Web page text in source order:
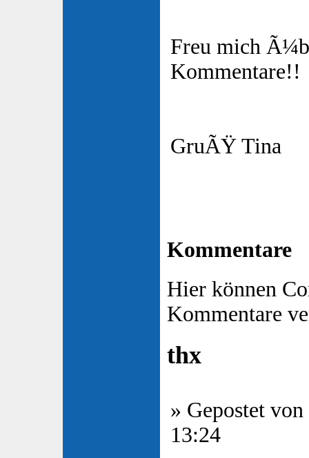
Freu mich
Kommentare!!
GruÃŸ Tina
Kommentare
Hier können
Kommentare
thx
» Gepostet von
13:24